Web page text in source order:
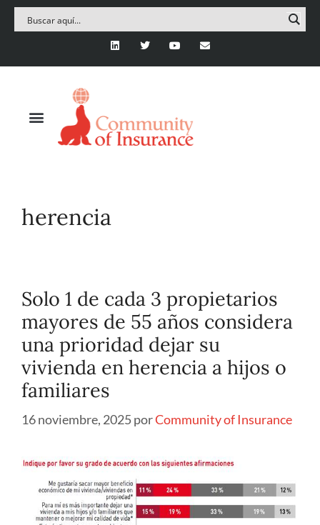
herencia
Solo 1 de cada 3 propietarios
mayores de 55 años considera
una prioridad dejar su
vivienda en herencia a hijos o
familiares
16 noviembre, 2025porCommunity of Insurance